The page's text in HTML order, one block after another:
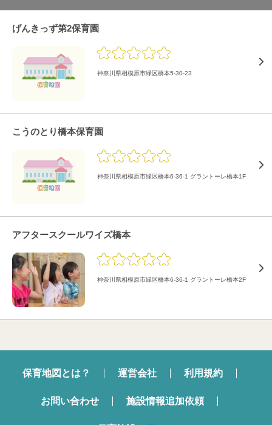
げんきっず第2保育園
神奈川県相模原市緑区橋本5-30-23
こうのとり橋本保育園
神奈川県相模原市緑区橋本6-36-1 グラントーレ橋本1F
アフタースクールワイズ橋本
神奈川県相模原市緑区橋本6-36-1 グラントーレ橋本2F
保育地図とは？ 運営会社 利用規約
お問い合わせ 施設情報追加依頼